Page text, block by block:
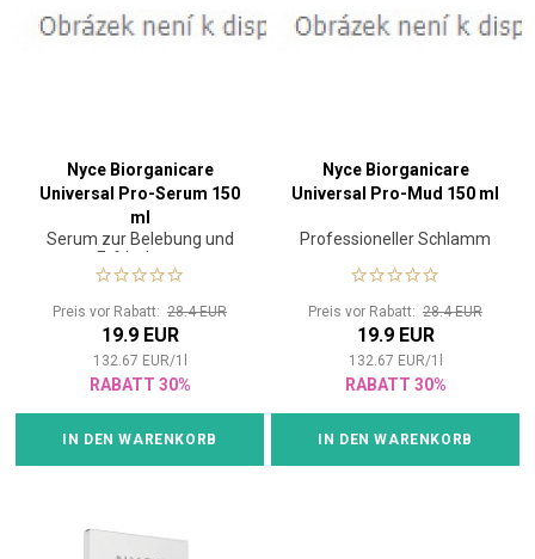
Nyce Biorganicare
Universal Pro-Serum 150
ml
Serum zur Belebung und
Erfrischung
Preis vor Rabatt: 28.4 EUR
19.9 EUR
132.67 EUR/1
RABATT 30%
IN DEN WARENKORB
Nyce Biorganicare
Universal Pro-Mud 150 ml
Professioneller Schlamm
Preis vor Rabatt: 28.4 EUR
19.9 EUR
132.67 EUR/1
RABATT 30%
IN DEN WARENKORB